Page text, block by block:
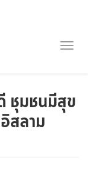
ชุมชนมีสุข
สลาม